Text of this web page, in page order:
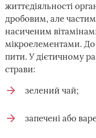
життєдіяльності
дробовим, але
насиченим
мікроелементами. До
пити. У дієтичному
страви:
зелений чай;
запечені або